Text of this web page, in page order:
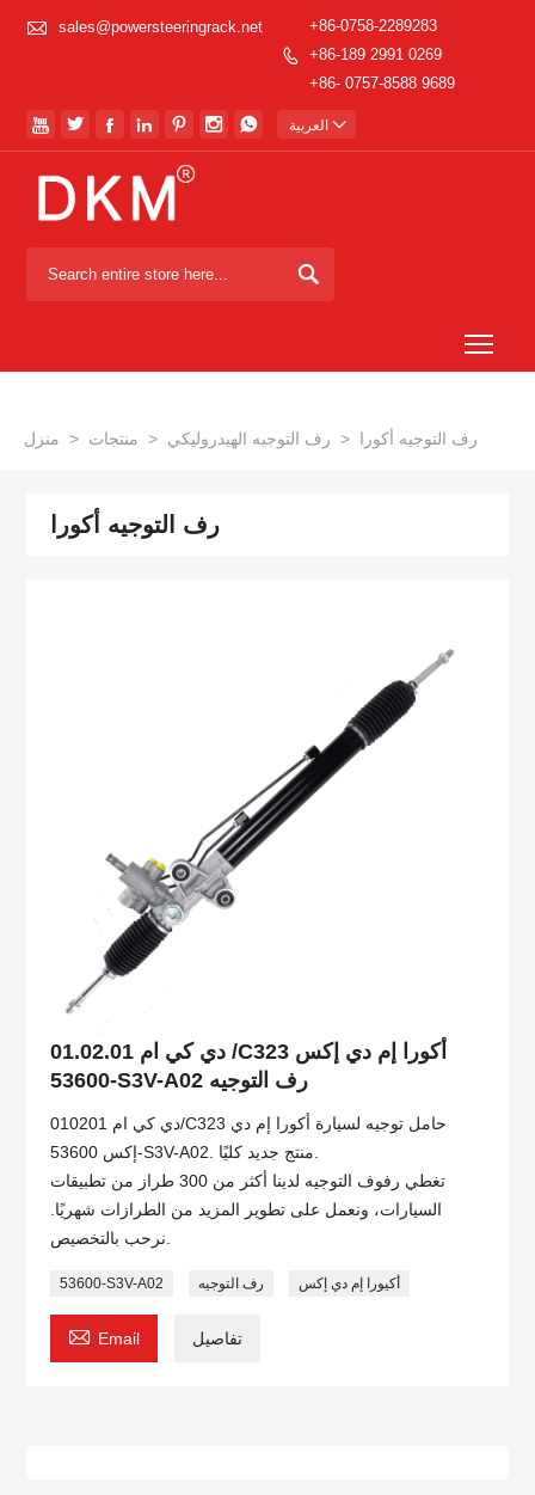
 sales@powersteeringrack.net

+86-0758-2289283
+86-189 2991 0269
+86- 0757-8588 9689
       العربية 

منزل > منتجات > رف التوجيه الهيدروليكي > رف التوجيه أكورا
رف التوجيه أكورا
دي كي ام 01.02.01 /C323 أكورا إم دي إكس
53600-S3V-A02 رف التوجيه
دي كي ام 010201/C323 حامل توجيه لسيارة أكورا إم دي
تغطي رفوف التوجيه لدينا أكثر من 300 طراز من تطبيقات
السيارات، ونعمل على تطوير المزيد من الطرازات شهريًا.
53600-S3V-A02 رف التوجيه أكيورا إم دي إكس
 Email تفاصيل